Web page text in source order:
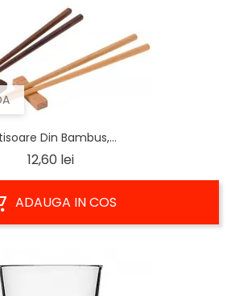
Din Bambus,...
12,60 leiPret
ADAUGA IN COS